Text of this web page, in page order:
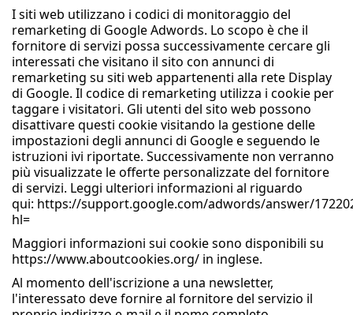
I siti web utilizzano i codici di monitoraggio del
remarketing di Google Adwords. Lo scopo è che il
fornitore di servizi possa successivamente cercare gli
interessati che visitano il sito con annunci di
remarketing su siti web appartenenti alla rete Display
di Google. Il codice di remarketing utilizza i cookie per
taggare i visitatori. Gli utenti del sito web possono
disattivare questi cookie visitando la gestione delle
impostazioni degli annunci di Google e seguendo le
istruzioni ivi riportate. Successivamente non verranno
più visualizzate le offerte personalizzate del fornitore
di servizi. Leggi ulteriori informazioni al riguardo
qui: https://support.google.com/adwords/answer/
hl=
Maggiori informazioni sui cookie sono disponibili su
https://www.aboutcookies.org/ in inglese.
Al momento dell'iscrizione a una newsletter,
l'interessato deve fornire al fornitore del servizio il